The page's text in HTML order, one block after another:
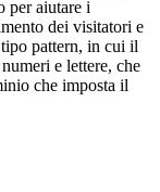
per aiutare i
dei visitatori e
pattern, in cui il
e lettere, che
che imposta il